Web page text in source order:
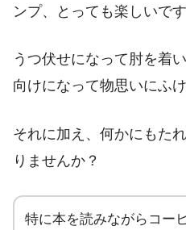
ンプ、とっても楽しいです
うつ伏せになって肘を着
向けになって物思いにふ
それに加え、何かにもた
りませんか？
特に本を読みながらコー